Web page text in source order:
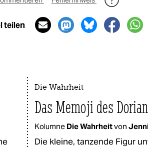
teilen
Die Wahrheit
Das Memoji des
Kolumne Die Wahrheitvon
Die kleine, tanzende Figur